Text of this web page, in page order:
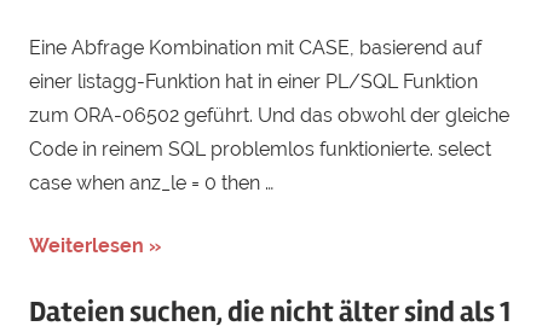
Eine Abfrage Kombination mit CASE, basierend auf
einer listagg-Funktion hat in einer PL/SQL Funktion
zum ORA-06502 geführt. Und das obwohl der gleiche
Code in reinem SQL problemlos funktionierte. select
case when anz_le = 0 then …
Weiterlesen »
Dateien suchen, die nicht älter sind als 1